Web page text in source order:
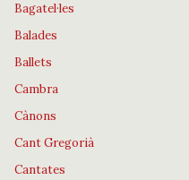
Bagatel·les
Balades
Ballets
Cambra
Cànons
Cant Gregorià
Cantates